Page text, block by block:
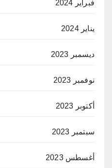
فبراير 2024
يناير 2024
ديسمبر 2023
نوفمبر 2023
أكتوبر 2023
سبتمبر 2023
أغسطس 2023